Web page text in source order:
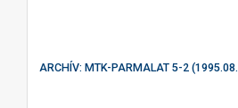
ARCHÍV: MTK-PARMALAT 5-2